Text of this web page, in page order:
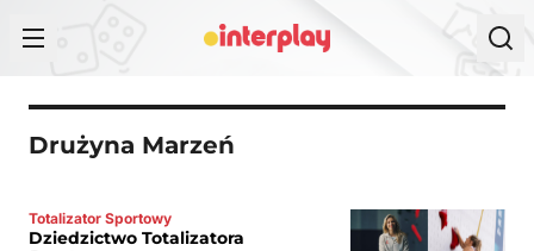
Drużyna Marzeń
Totalizator Sportowy
Dziedzictwo Totalizatora